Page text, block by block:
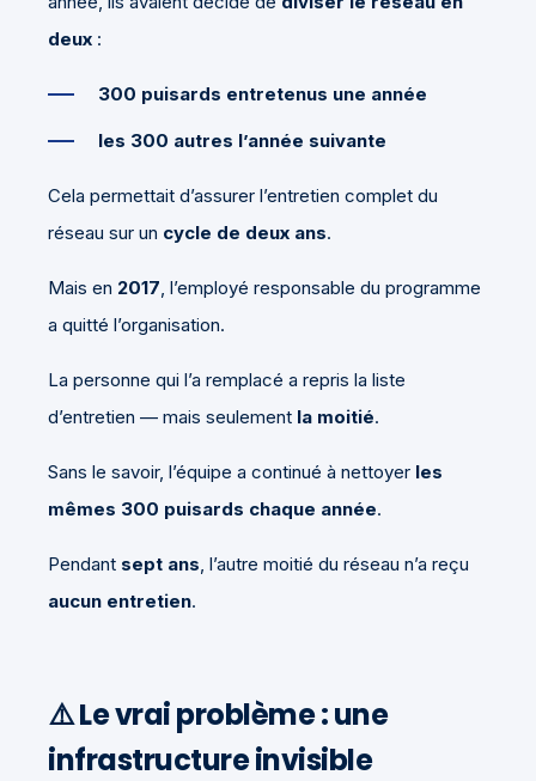
deux :
300 puisards entretenus une année
les 300 autres l’année suivante
Cela permettait d’assurer l’entretien complet du
réseau sur un cycle de deux ans.
Mais en 2017 , l’employé responsable du programme
a quitté l’organisation.
La personne qui l’a remplacé a repris la liste
d’entretien — mais seulement la moitié.
Sans le savoir, l’équipe a continué à nettoyer les
mêmes 300 puisards chaque année.
Pendant sept ans , l’autre moitié du réseau n’a reçu
aucun entretien.
⚠️ Le vrai problème : une
infrastructure invisible